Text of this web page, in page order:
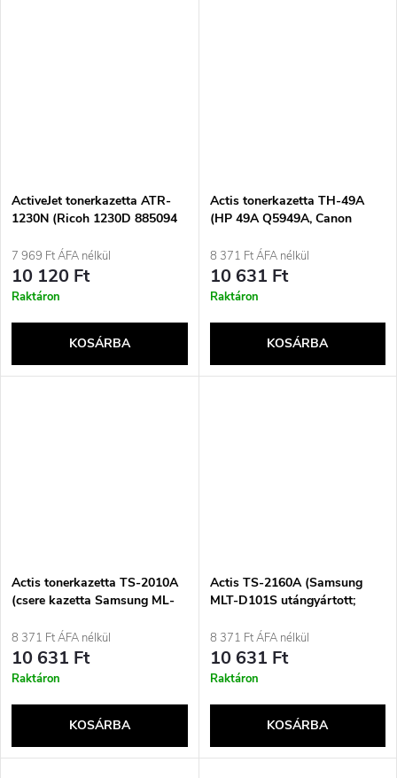
ActiveJet tonerkazetta ATR-
1230N (Ricoh 1230D 885094
oldal; fekete)
7 969 Ft ÁFA nélkül
10 120 Ft
Raktáron
KOSÁRBA
Actis tonerkazetta TH-49A
(HP 49A Q5949A, Canon
2500 oldal; fekete)
8 371 Ft ÁFA nélkül
10 631 Ft
Raktáron
KOSÁRBA
Actis tonerkazetta TS-2010A
(csere kazetta Samsung ML-
standard; 3000 oldal; fekete)
8 371 Ft ÁFA nélkül
10 631 Ft
Raktáron
KOSÁRBA
Actis TS-2160A (Samsung
MLT-D101S utángyártott;
8 371 Ft ÁFA nélkül
10 631 Ft
Raktáron
KOSÁRBA